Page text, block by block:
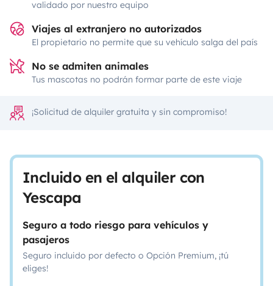
validado por nuestro equipo
Viajes al extranjero no autorizados
El propietario no permite que su vehículo salga del país
No se admiten animales
Tus mascotas no podrán formar parte de este viaje
¡Solicitud de alquiler gratuita y sin compromiso!
Incluido en el alquiler con
Yescapa
Seguro a todo riesgo para vehículos y
pasajeros
Seguro incluido por defecto o Opción Premium, ¡tú
eliges!